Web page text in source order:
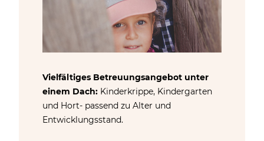
Vielfältiges Betreuungsangebot unter
einem Dach: Kinderkrippe, Kindergarten
und Hort- passend zu Alter und
Entwicklungsstand.